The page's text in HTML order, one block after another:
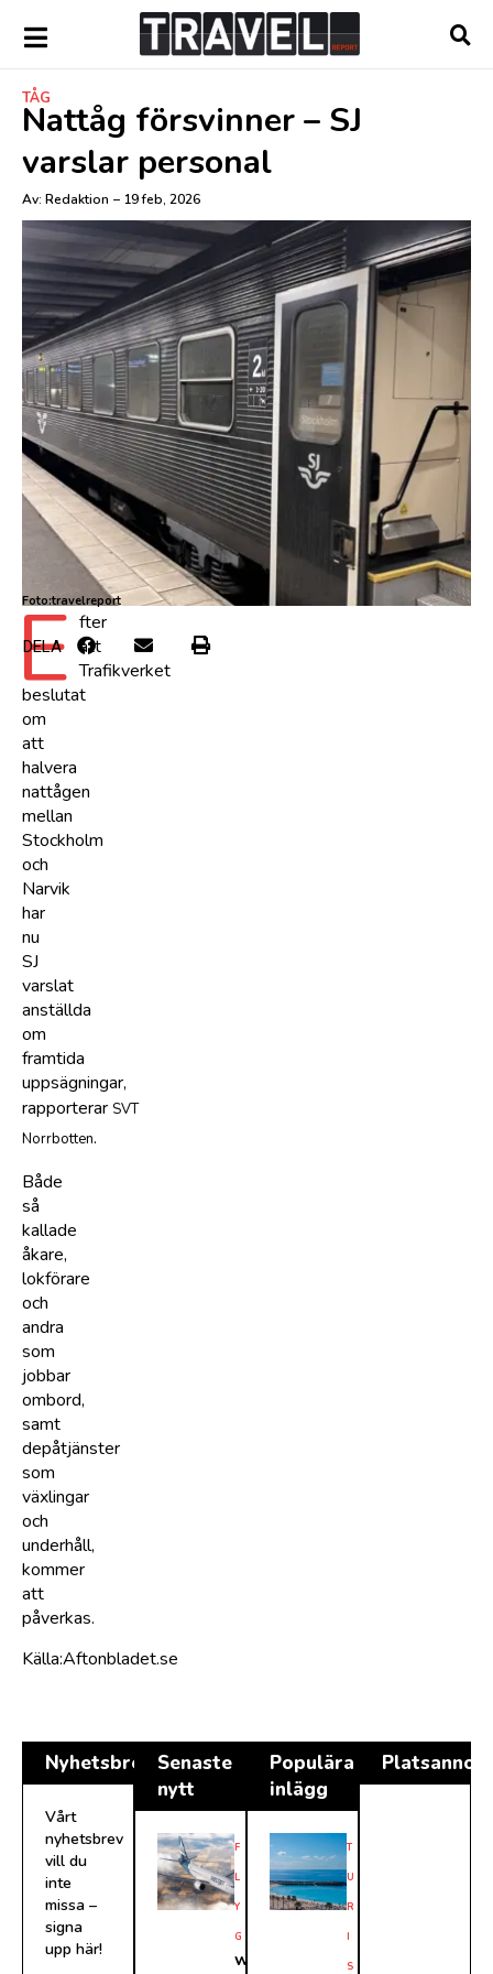
TÅG
Nattåg försvinner – SJ
varslar personal
Av: Redaktion – 19 feb, 2026
Foto:travelreport
E fter
att
Trafikverket
beslutat
om
att
halvera
nattågen
mellan
Stockholm
och
Narvik
har
nu
SJ
varslat
anställda
om
framtida
uppsägningar,
rapporterar SVT
Norrbotten.
Både
så
kallade
åkare,
lokförare
och
andra
som
jobbar
ombord,
samt
depåtjänster
som
växlingar
och
underhåll,
kommer
att
påverkas.
Källa:Aftonbladet.se
DELA
Nyhetsbrev
Vårt
nyhetsbrev
vill du
inte
missa –
signa
upp här!
Senaste
nytt
F
L
Y
G
W
Populära
inlägg
T
U
R
I
S